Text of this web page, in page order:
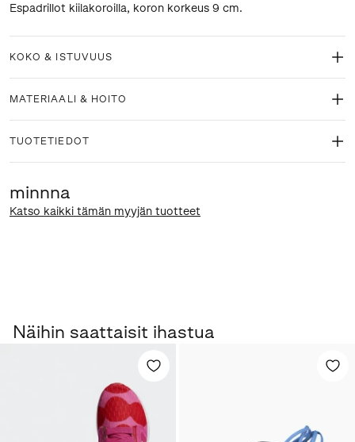
Espadrillot kiilakoroilla, koron korkeus 9 cm.
KOKO & ISTUVUUS
MATERIAALI & HOITO
TUOTETIEDOT
minnna
Katso kaikki tämän myyjän tuotteet
Näihin saattaisit ihastua